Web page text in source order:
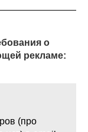
о
рекламе:
(про